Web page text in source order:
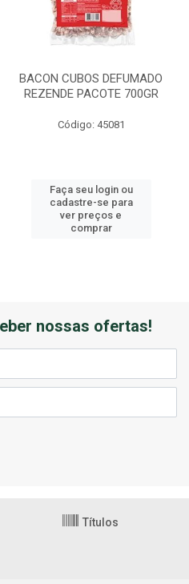
BACON CUBOS DEFUMADO
REZENDE PACOTE 700GR
Código: 45081
Faça seu login ou
cadastre-se para
ver preços e
comprar
nossas ofertas!
Títulos